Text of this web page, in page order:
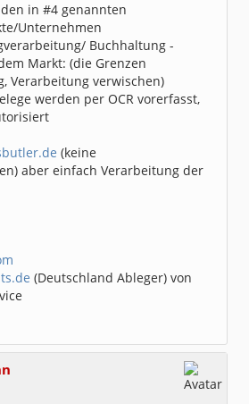
in #4 genannten
Unternehmen
Buchhaltung -
Markt: (die Grenzen
Verarbeitung verwischen)
werden per OCR vorerfasst,
(keine
aber einfach Verarbeitung der
(Deutschland Ableger) von